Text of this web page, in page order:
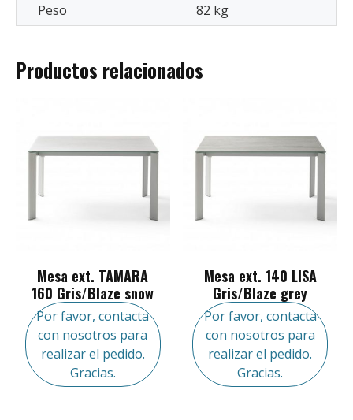
Peso
82 kg
Productos relacionados
Mesa ext. TAMARA
160 Gris/Blaze snow
Por favor, contacta
con nosotros para
realizar el pedido.
Gracias.
Mesa ext. 140 LISA
Gris/Blaze grey
Por favor, contacta
con nosotros para
realizar el pedido.
Gracias.